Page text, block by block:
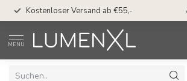
Kostenloser Versand ab €55,-
MENU